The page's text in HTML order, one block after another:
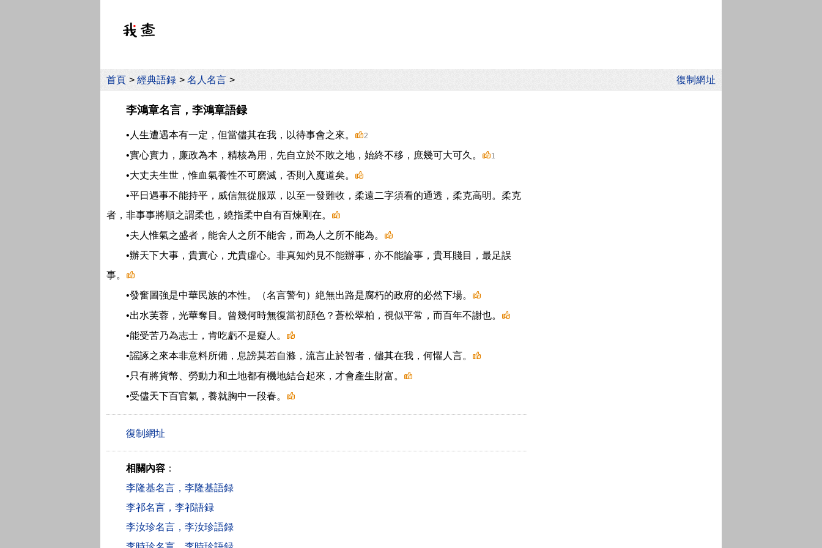
首頁 > 經典語録 > 名人名言 >
李鴻章名言，李鴻章語録
•人生遭遇本有一定，但當儘其在我，以待事會之來。 2
•實心實力，廉政為本，精核為用，先自立於不敗之地，始終不移，庶幾可大可久。 1
•大丈夫生世，惟血氣養性不可磨滅，否則入魔道矣。
•平日遇事不能持平，威信無從服眾，以至一發難收，柔遠二字須看的通透，柔克高明。柔克
者，非事事將順之謂柔也，繞指柔中自有百煉剛在。
•夫人惟氣之盛者，能舍人之所不能舍，而為人之所不能為。
•辦天下大事，貴實心，尤貴虛心。非真知灼見不能辦事，亦不能論事，貴耳賤目，最足誤
事。
•發奮圖強是中華民族的本性。（名言警句）絶無出路是腐朽的政府的必然下場。
•出水芙蓉，光華奪目。曾幾何時無復當初顔色？蒼松翠柏，視似平常，而百年不謝也。
•能受苦乃為志士，肯吃虧不是癡人。
•謡諑之來本非意料所備，息謗莫若自滌，流言止於智者，儘其在我，何懼人言。
•只有將貨幣、勞動力和土地都有機地結合起來，才會產生財富。
•受儘天下百官氣，養就胸中一段春。
相關內容 ：
李隆基名言，李隆基語録
李祁名言，李祁語録
李汝珍名言，李汝珍語録